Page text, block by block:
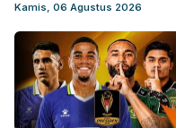
Kamis, 06 Agustus 2026